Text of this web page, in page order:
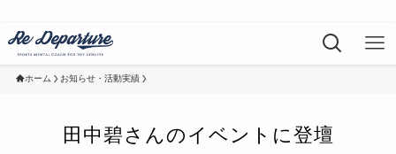
ホーム お知らせ・活動実績
田中碧さんのイベントに登壇